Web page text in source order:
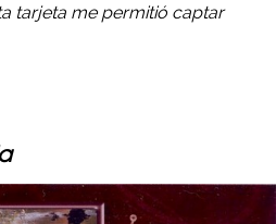
tarjeta me permitió captar